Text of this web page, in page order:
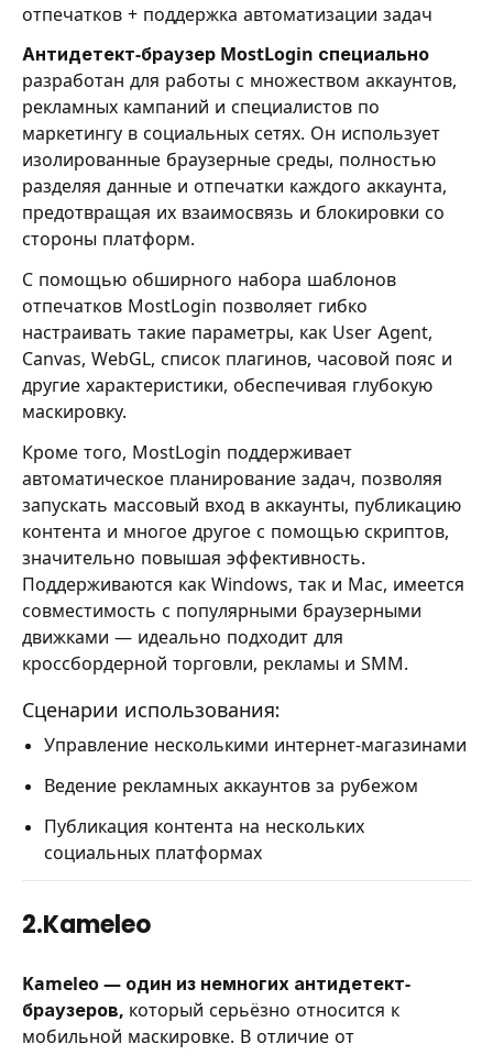
отпечатков + поддержка автоматизации задач
Антидетект-браузер MostLogin специально
разработан для работы с множеством аккаунтов,
рекламных кампаний и специалистов по
маркетингу в социальных сетях. Он использует
изолированные браузерные среды, полностью
разделяя данные и отпечатки каждого аккаунта,
предотвращая их взаимосвязь и блокировки со
стороны платформ.
С помощью обширного набора шаблонов
отпечатков MostLogin позволяет гибко
настраивать такие параметры, как User Agent,
Canvas, WebGL, список плагинов, часовой пояс и
другие характеристики, обеспечивая глубокую
маскировку.
Кроме того, MostLogin поддерживает
автоматическое планирование задач, позволяя
запускать массовый вход в аккаунты, публикацию
контента и многое другое с помощью скриптов,
значительно повышая эффективность.
Поддерживаются как Windows, так и Mac, имеется
совместимость с популярными браузерными
движками — идеально подходит для
кроссбордерной торговли, рекламы и SMM.
Сценарии использования:
Управление несколькими интернет-магазинами
Ведение рекламных аккаунтов за рубежом
Публикация контента на нескольких
социальных платформах
2.Kameleo
Kameleo — один из немногих антидетект-
браузеров, который серьёзно относится к
мобильной маскировке. В отличие от